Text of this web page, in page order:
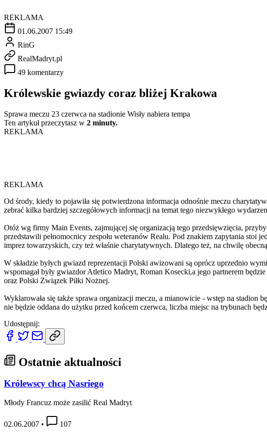
REKLAMA
01.06.2007 15:49
RinG
RealMadryt.pl
49 komentarzy
Królewskie gwiazdy coraz bliżej Krakowa
Sprawa meczu 23 czerwca na stadionie Wisły nabiera tempa
Ten artykuł przeczytasz w 2 minuty.
REKLAMA
REKLAMA
Od środy, kiedy to pojawiła się potwierdzona informacja odnośnie meczu
zebrać kilka bardziej szczegółowych informacji na temat tego niezwykłego
Otóż wg firmy Main Events, zajmującej się organizacją tego przedsięwzięcia,
przedstawili pełnomocnicy zespołu weteranów Realu. Pod znakiem zapytania
imprez towarzyskich, czy też właśnie charytatywnych. Dlatego też, na chwilę
W składzie byłych gwiazd reprezentacji Polski awizowani są oprócz uprzednio
wspomagał były gwiazdor Atletico Madryt, Roman Kosecki,a jego partnerem
oraz Polski Związek Piłki Nożnej.
Wyklarowała się także sprawa organizacji meczu, a mianowicie - wstęp na stadion
nie będzie oddana do użytku przed końcem czerwca, liczba miejsc na trybunach
Udostępnij:
Ostatnie aktualności
Królewscy chcą Nasriego
Młody Francuz może zasilić Real Madryt
02.06.2007 • 107